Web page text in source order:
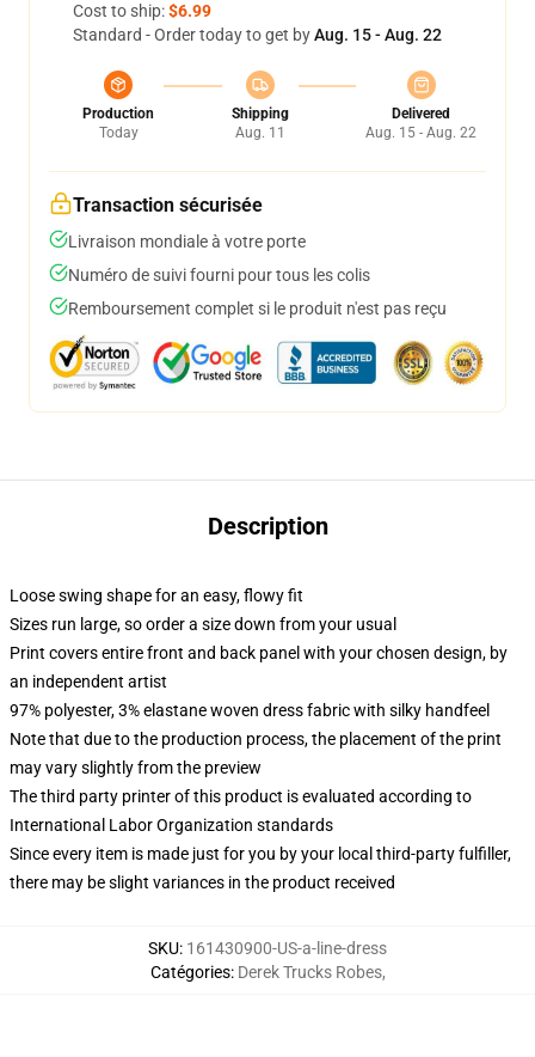
Cost to ship:$6.99
Standard - Order today to get byAug. 15 - Aug. 22
Production
Today
Shipping
Aug. 11
Delivered
Aug. 15 - Aug. 22
Transaction sécurisée
Livraison mondiale à votre porte
Numéro de suivi fourni pour tous les colis
Remboursement complet si le produit n'est pas reçu
Description
Loose swing shape for an easy, flowy fit
Sizes run large, so order a size down from your usual
Print covers entire front and back panel with your chosen design, by
an independent artist
97% polyester, 3% elastane woven dress fabric with silky handfeel
Note that due to the production process, the placement of the print
may vary slightly from the preview
The third party printer of this product is evaluated according to
International Labor Organization standards
Since every item is made just for you by your local third-party fulfiller,
there may be slight variances in the product received
SKU: 161430900-US-a-line-dress
Catégories: Derek Trucks Robes,